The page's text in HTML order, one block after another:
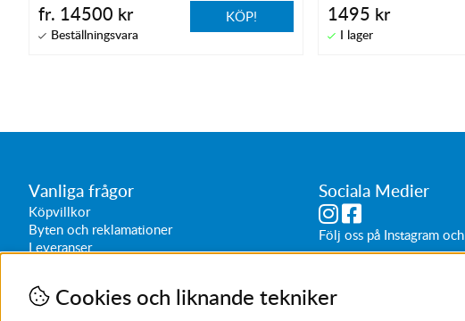
fr. 14500 kr KÖP! 1495 kr
Vanliga frågor
Köpvillkor
Byten och reklamationer
Leveranser
Sociala Medier
Följ oss på Instagramoch
Lördagar 10-16
Cookies och liknande tekniker